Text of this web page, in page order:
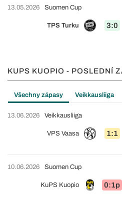
13.05.2026
TPS Turku 3:0
Suomen Cup
KUPS KUOPIO - POSLEDNÍ
Všechny zápasy Veikkausliiga
13.06.2026
VPS Vaasa 1:1
Veikkausliiga
10.06.2026
KuPS Kuopio 0:1p
Suomen Cup